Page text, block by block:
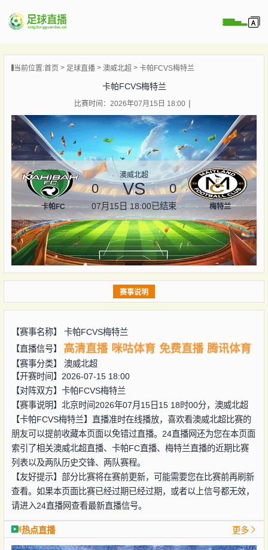
播
闻
当前位置:首页 足球直播 澳威北超 卡帕FCVS梅特兰
卡帕FCVS梅特兰
比赛时间：2026年07月15日 18:00
卡帕FC
澳威北超
0 VS 0
07月15日 18:00已结束 梅特兰
赛事说明
【赛事名称】 卡帕FCVS梅特兰
【直播信号】
高清直播 咪咕体育 免费直播 腾讯体育
【赛事分类】 澳威北超
【开赛时间】2026-07-15 18:00
【对阵双方】 卡帕FCVS梅特兰
【赛事说明】北京时间2026年07月15日15 18时00分，澳威北超
【卡帕FCVS梅特兰】直播准时在线播放，喜欢看澳威北超比赛的
朋友可以提前收藏本页面以免错过直播。24直播网还为您在本页面
索引了相关澳威北超直播、卡帕FC直播、梅特兰直播的近期比赛
列表以及两队历史交锋、两队赛程。
【友好提示】部分比赛将在赛前更新，可能需要您在比赛前再刷新
查看。如果本页面比赛已经过期已经过期，或者以上信号都无效，
请进入24直播网查看最新直播信号。
热点直播 更多